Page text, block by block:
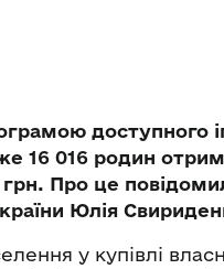
доступного
16 016 родин
Про це
Юлія
у купівлі